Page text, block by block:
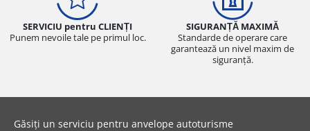
SERVICIU pentru CLIENȚI
Punem nevoile tale pe primul loc.
SIGURANȚĂ MAXIMĂ
Standarde de operare care
garantează un nivel maxim de
siguranță.
Găsiți un serviciu pentru anvelope autoturisme